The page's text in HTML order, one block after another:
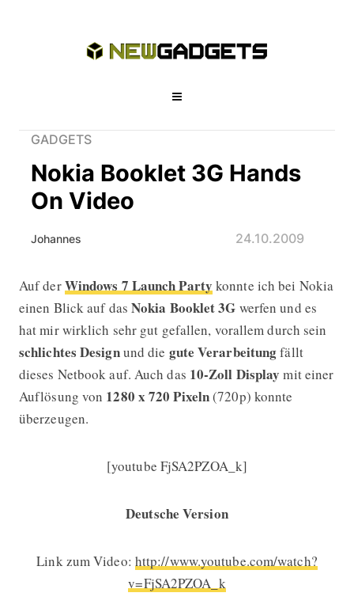
GADGETS
Nokia Booklet 3G Hands
On Video
Johannes 24.10.2009
Nokia Booklet 3G Hands On Video
Auf derWindows 7 Launch Party konnte ich bei Nokia
einen Blick auf das Nokia Booklet 3G werfen und es
hat mir wirklich sehr gut gefallen, vorallem durch sein
schlichtes Designund die gute Verarbeitungfällt
dieses Netbook auf. Auch das 10-Zoll Display mit einer
Auflösung von 1280 x 720 Pixeln(720p) konnte
überzeugen.
[youtube FjSA2PZOA_k]
Deutsche Version
Link zum Video: http://www.youtube.com/watch?
v=FjSA2PZOA_k